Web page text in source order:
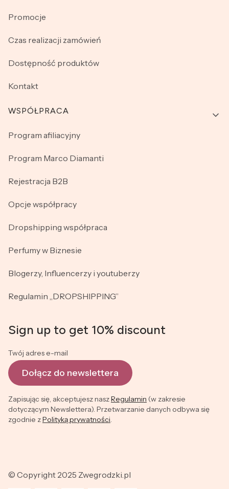
Promocje
Czas realizacji zamówień
Dostępność produktów
Kontakt
WSPÓŁPRACA
Program afiliacyjny
Program Marco Diamanti
Rejestracja B2B
Opcje współpracy
Dropshipping współpraca
Perfumy w Biznesie
Blogerzy, Influencerzy i youtuberzy
Regulamin „DROPSHIPPING”
Sign up to get 10% discount
Twój adres e-mail
Dołącz do newslettera
Zapisując się, akceptujesz naszRegulamin (w zakresie
dotyczącym Newslettera). Przetwarzanie danych odbywa się
zgodnie zPolityką prywatności.
© Copyright 2025 Zwegrodzki.pl